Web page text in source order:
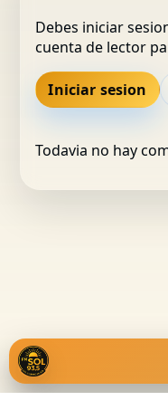
Debes iniciar
cuenta de lector
Iniciar sesion
Todavia no hay